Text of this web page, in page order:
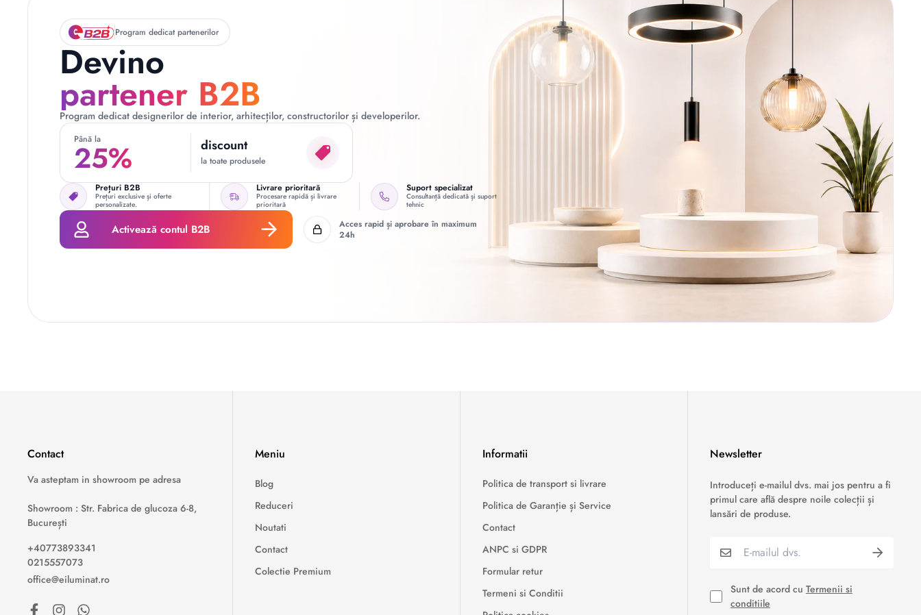
Program dedicat partenerilor
Devino
partener B2B
Program dedicat designerilor de interior, arhitecților, constructorilor și developerilor.
Până la
25% discount
la toate produsele
Prețuri B2B
Prețuri exclusive și oferte
personalizate.
Livrare prioritară
Procesare rapidă și livrare
prioritară
Suport specializat
Consultanță dedicată și suport
tehnic
Activează contul B2B
Acces rapid și aprobare în maximum
24h
Contact
Va asteptam in showroom pe adresa
Showroom : Str. Fabrica de glucoza 6-8,
București
+40773893341
0215557073
office@eiluminat.ro
Meniu
Blog
Reduceri
Noutati
Contact
Colectie Premium
Informatii
Politica de transport si livrare
Politica de Garanție și Service
Contact
ANPC si GDPR
Formular retur
Termeni si Conditii
Newsletter
Introduceți e-mailul dvs. mai jos pentru a fi
primul care află despre noile colecții și
lansări de produse.
Sunt de acord cu Termenii si
conditiile
Formular retur
Semnaleaza o problema
Verificare status comandă